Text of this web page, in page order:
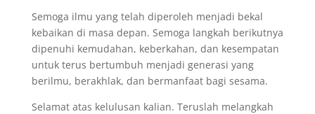
Semoga ilmu yang telah diperoleh menjadi bekal
kebaikan di masa depan. Semoga langkah berikutnya
dipenuhi kemudahan, keberkahan, dan kesempatan
untuk terus bertumbuh menjadi generasi yang
berilmu, berakhlak, dan bermanfaat bagi sesama.
Selamat atas kelulusan kalian. Teruslah melangkah